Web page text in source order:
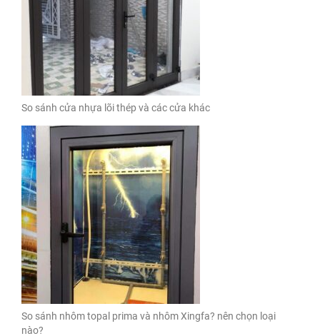
So sánh cửa nhựa lõi thép và các cửa khác
So sánh nhôm topal prima và nhôm Xingfa? nên chọn loại
nào?